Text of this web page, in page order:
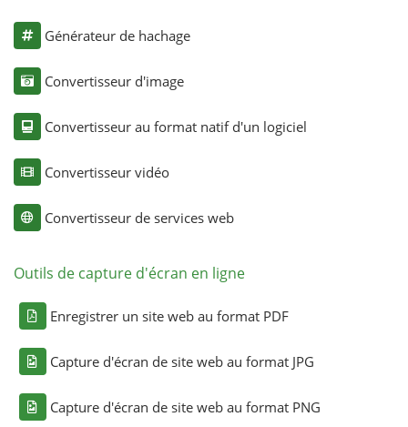
Générateur de hachage
Convertisseur d'image
Convertisseur au format natif d'un logiciel
Convertisseur vidéo
Convertisseur de services web
Outils de capture d'écran en ligne
Enregistrer un site web au format PDF
Capture d'écran de site web au format JPG
Capture d'écran de site web au format PNG